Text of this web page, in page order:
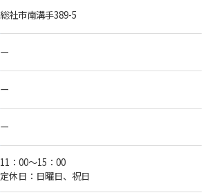
総社市南溝手389-5
ー
ー
ー
11：00～15：00
定休日：日曜日、祝日